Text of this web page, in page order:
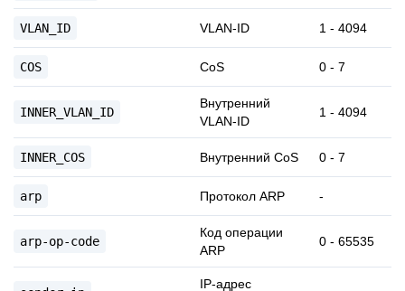
VLAN_ID VLAN-ID 1 - 4094
COS CoS 0 - 7
INNER_VLAN_ID
Внутренний
VLAN-ID
1 - 4094
INNER_COS Внутренний CoS 0 - 7
arp Протокол ARP -
arp-op-code
Код операции
ARP
0 - 65535
IP-адрес